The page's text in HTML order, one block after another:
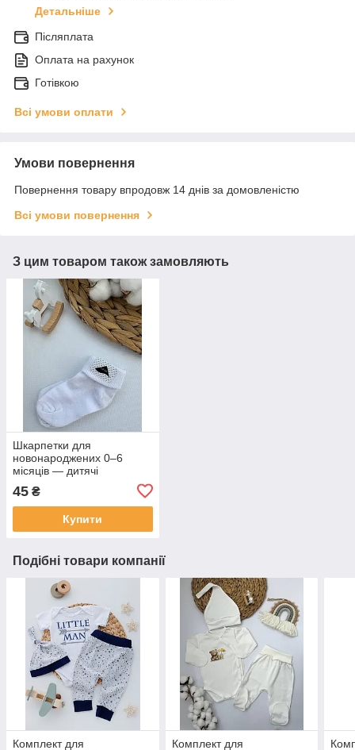
Детальніше
Післяплата
Оплата на рахунок
Готівкою
Всі умови оплати
Умови повернення
Повернення товару впродовж 14 днів за домовленістю
Всі умови повернення
З цим товаром також замовляють
Шкарпетки для
новонароджених 0–6
місяців — дитячі
шкарпетки для немовляти,
з народження
45 ₴
Купити
Подібні товари компанії
Комплект для
Комплект для